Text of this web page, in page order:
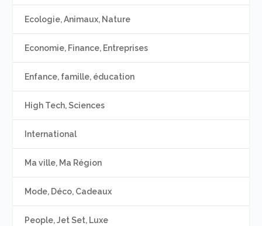
Ecologie, Animaux, Nature
Economie, Finance, Entreprises
Enfance, famille, éducation
High Tech, Sciences
International
Ma ville, Ma Région
Mode, Déco, Cadeaux
People, Jet Set, Luxe